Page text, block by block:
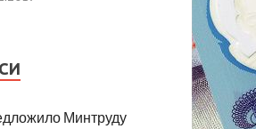
Минтруду